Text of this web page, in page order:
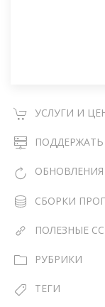
УСЛУГИ И
ОБНОВЛЕНИЯ
СБОРКИ
ПОЛЕЗНЫЕ
РУБРИКИ
ТЕГИ